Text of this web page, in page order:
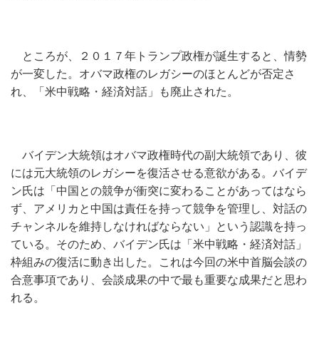
ところが、２０１７年トランプ政権が誕生すると、情勢
が一変した。オバマ政権のレガシーのほとんどが否定さ
れ、「米中戦略・経済対話」も廃止された。
バイデン大統領はオバマ政権時代の副大統領であり、彼
には元大統領のレガシーを復活させる意欲がある。バイデ
ン氏は「中国との競争が衝突に変わることがあってはなら
ず、アメリカと中国は責任を持って競争を管理し、対話の
チャンネルを維持しなければならない」という認識を持っ
ている。そのため、バイデン氏は「米中戦略・経済対話」
枠組みの復活に動き出した。これは今回の米中首脳会談の
合意事項であり、会談成果の中で最も重要な成果だと思わ
れる。